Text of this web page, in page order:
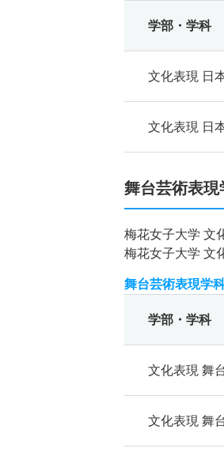
学部・学科
文化表現 日
文化表現 日
舞台芸術表現
梅花女子大学 文
梅花女子大学 文
舞台芸術表現学
学部・学科
文化表現 舞
文化表現 舞